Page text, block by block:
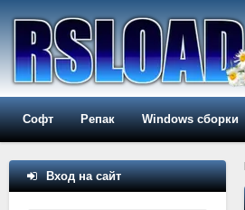
Софт Репак Windows сборки
Вход на сайт